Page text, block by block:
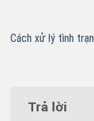
Cách xử lý tình
Trả lời